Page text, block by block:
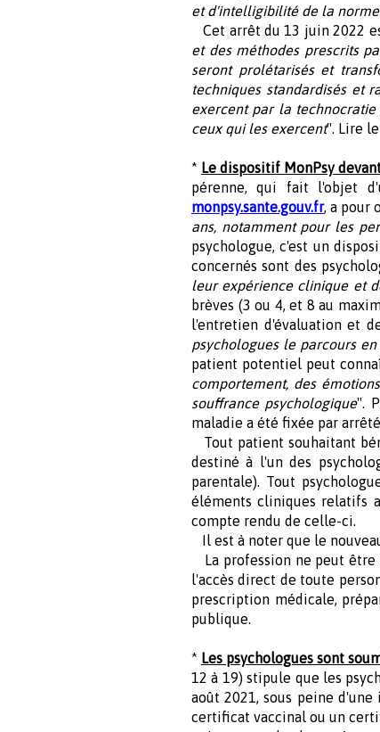
et d'intelligibilité de la norme
Cet arrêt du 13 juin 2022
et des méthodes prescrits
seront prolétarisés et
techniques standardisés et
exercent par la
ceux qui les exercent". Lire
* Le dispositif MonPsy
pérenne, qui fait l'objet
monpsy.sante.gouv.fr, a pour
ans, notamment pour les
psychologue, c'est un
concernés sont des
leur expérience clinique et
brèves (3 ou 4, et 8 au
l'entretien d'évaluation et
psychologues le parcours
patient potentiel peut
comportement, des
souffrance psychologique".
maladie a été fixée par
Tout patient souhaitant
destiné à l'un des
parentale). Tout
éléments cliniques relatifs
compte rendu de celle-ci.
Il est à noter que le
La profession ne peut être
l'accès direct de toute
prescription médicale,
publique.
* Les psychologues sont
12 à 19) stipule que les
août 2021, sous peine
certificat vaccinal ou un